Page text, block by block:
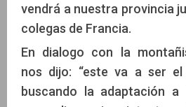
vendrá a nuestra provincia
colegas de Francia.
En dialogo con la
nos dijo: “este va a ser el
buscando la adaptación